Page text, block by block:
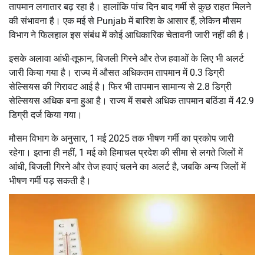
तापमान लगातार बढ़ रहा है। हालांकि पांच दिन बाद गर्मी से कुछ राहत मिलने
की संभावना है। एक मई से Punjab में बारिश के आसार हैं, लेकिन मौसम
विभाग ने फिलहाल इस संबंध में कोई आधिकारिक चेतावनी जारी नहीं की है।
इसके अलावा आंधी-तूफान, बिजली गिरने और तेज हवाओं के लिए भी अलर्ट
जारी किया गया है। राज्य में औसत अधिकतम तापमान में 0.3 डिग्री
सेल्सियस की गिरावट आई है। फिर भी तापमान सामान्य से 2.8 डिग्री
सेल्सियस अधिक बना हुआ है। राज्य में सबसे अधिक तापमान बठिंडा में 42.9
डिग्री दर्ज किया गया।
मौसम विभाग के अनुसार, 1 मई 2025 तक भीषण गर्मी का प्रकोप जारी
रहेगा। इतना ही नहीं, 1 मई को हिमाचल प्रदेश की सीमा से लगते जिलों में
आंधी, बिजली गिरने और तेज हवाएं चलने का अलर्ट है, जबकि अन्य जिलों में
भीषण गर्मी पड़ सकती है।